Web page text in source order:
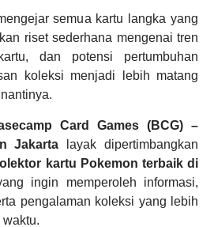
semua kartu langka yang
riset sederhana mengenai tren
dan potensi pertumbuhan
koleksi menjadi lebih matang
Card Games (BCG) –
Jakarta layak dipertimbangkan
kartu Pokemon terbaik di
ingin memperoleh informasi,
pengalaman koleksi yang lebih